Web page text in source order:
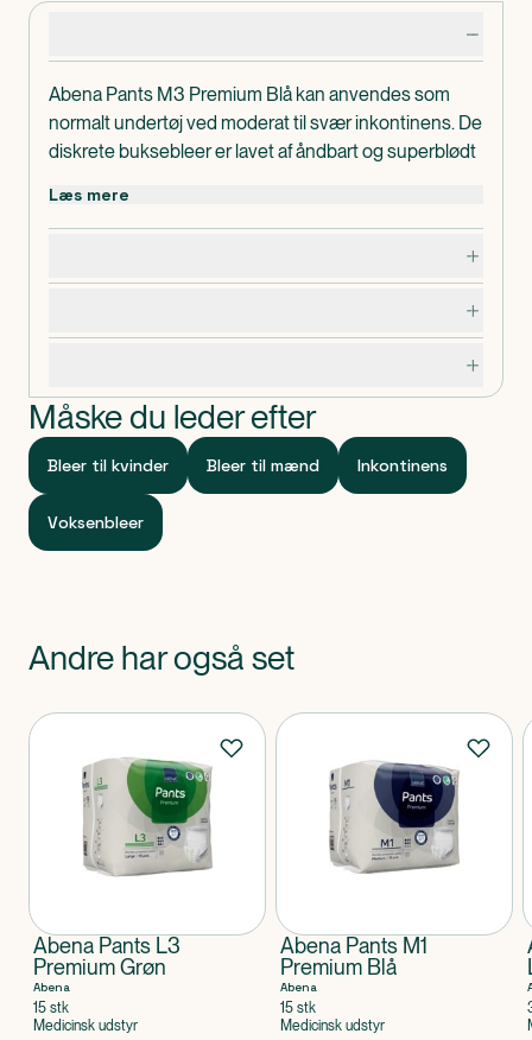
Abena Pants M3 Premium Blå kan anvendes som
normalt undertøj ved moderat til svær inkontinens. De
diskrete buksebleer er lavet af åndbart og superblødt
absorption og tør overflade, selv efter gentagende
vandladninger.
Hoftevidde80-110 cm
StørrelseM3
Længde/dybde 780 mm
680 mm
Læs mere
Måske du leder efter
Bleer til kvinder Bleer til mænd Inkontinens
Voksenbleer
Andre har også set
Produkter
Abena Pants L3
Premium Grøn
Abena
15 stk
Medicinsk udstyr
Abena Pants M1
Premium Blå
Abena
15 stk
Medicinsk udstyr